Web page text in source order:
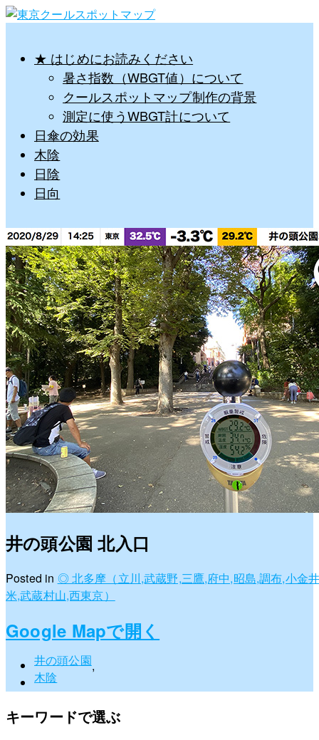
★ はじめにお読みください
暑さ指数（WBGT値）について
クールスポットマップ制作の背景
測定に使うWBGT計について
日傘の効果
木陰
日陰
日向
井の頭公園 北入口
Posted in ◎ 北多摩（立川,武蔵野,三鷹,府中,昭島,調布,小金
米,武蔵村山,西東京）
Google Mapで開く
井の頭公園,
木陰
キーワードで選ぶ